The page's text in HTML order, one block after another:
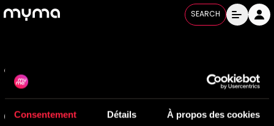
Consentement Détails À propos des cookies
SEARCH
Open menu
Cookies